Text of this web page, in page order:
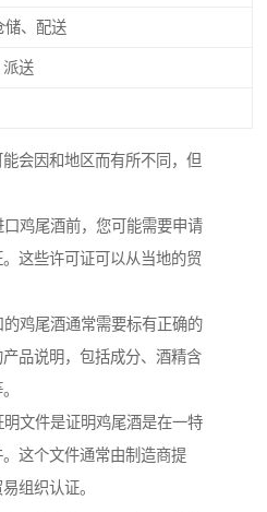
储、配送
派送
会因和地区而有所不同，但
鸡尾酒前，您可能需要申请
这些许可证可以从当地的贸
鸡尾酒通常需要标有正确的
品说明，包括成分、酒精含
文件是证明鸡尾酒是在一特
这个文件通常由制造商提
组织认证。